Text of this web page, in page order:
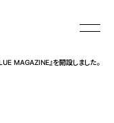
MAGAZINE』を開設しました。